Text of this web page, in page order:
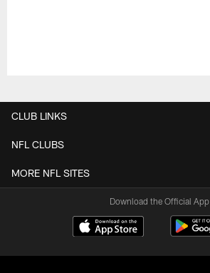
CLUB LINKS
NFL CLUBS
MORE NFL SITES
Download the Official App